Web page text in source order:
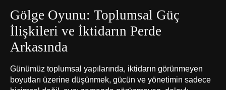
Gölge Oyunu: Toplumsal Güç
İlişkileri ve İktidarın Perde
Arkasında
Günümüz toplumsal yapılarında, iktidarın görünmeyen
boyutları üzerine düşünmek, gücün ve yönetimin sadece